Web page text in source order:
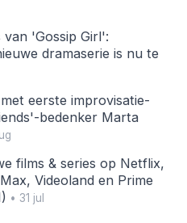
van 'Gossip Girl':
dramaserie is nu te
eerste improvisatie-
bedenker Marta
films & series op Netflix,
Videoland en Prime
• 31 jul